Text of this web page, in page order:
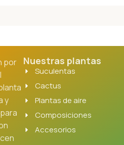
por
y
Nuestras plantas
Suculentas
Cactus
Plantas de aire
Composiciones
Accesorios